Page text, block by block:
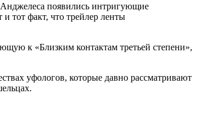
появились интригующие
тот факт, что трейлер ленты
к «Близким контактам третьей степени»,
уфологов, которые давно рассматривают